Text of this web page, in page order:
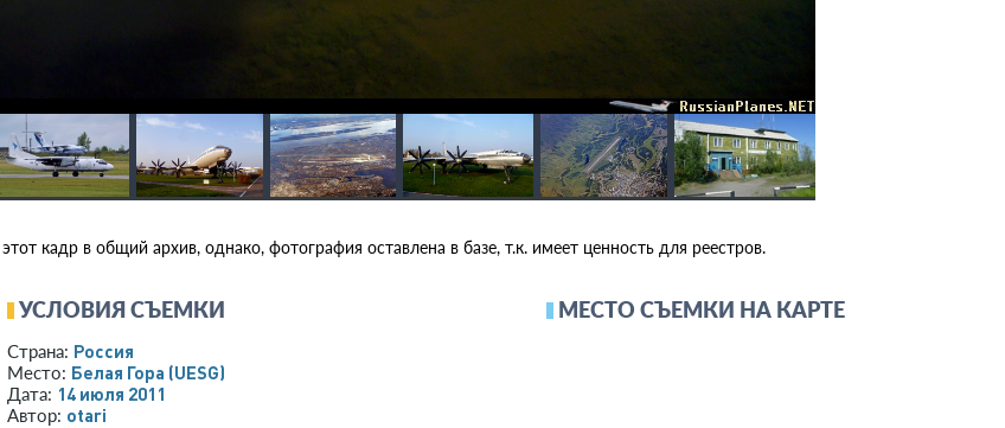
этот кадр в общий архив, однако, фотография оставлена в базе, т.к. имеет ценность для реестров.
УСЛОВИЯ СЪЕМКИ
Страна: Россия
Место: Белая Гора (UESG)
Дата: 14 июля 2011
Автор: otari
МЕСТО СЪЕМКИ НА КАРТЕ